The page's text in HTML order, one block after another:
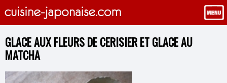
GLACE AUX FLEURS DE CERISIER ET GLACE AU
MATCHA